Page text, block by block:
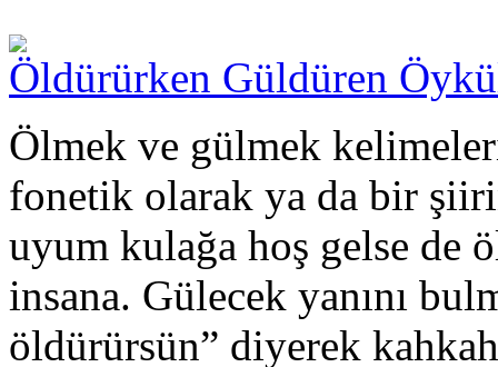
Öldürürken Güldüren
Ölmek ve gülmek
fonetik olarak ya da bir
uyum kulağa hoş gelse de
insana. Gülecek yanını
öldürürsün” diyerek